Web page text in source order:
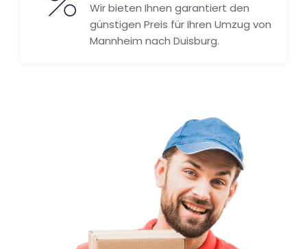
Wir bieten Ihnen garantiert den
günstigen Preis für Ihren Umzug von
Mannheim nach Duisburg.